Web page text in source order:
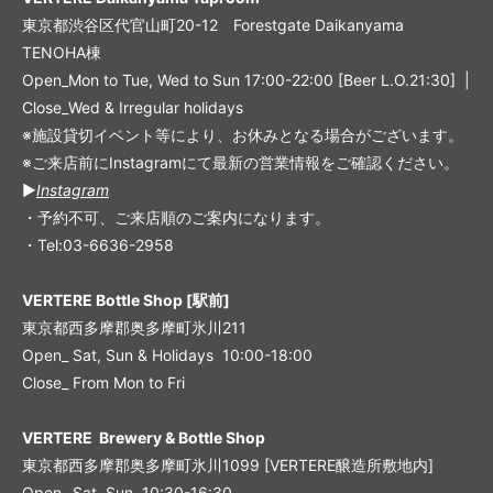
東京都渋谷区代官山町20-12 Forestgate Daikanyama
TENOHA棟
Open_Mon to Tue, Wed to Sun 17:00-22:00 [Beer L.O.21:30] |
Close_Wed & Irregular holidays
※施設貸切イベント等により、お休みとなる場合がございます。
※ご来店前にInstagramにて最新の営業情報をご確認ください。
▶︎Instagram
・予約不可、ご来店順のご案内になります。
・Tel:03-6636-2958
VERTERE Bottle Shop [駅前]
東京都西多摩郡奥多摩町氷川211
Open_ Sat, Sun & Holidays 10:00-18:00
Close_ From Mon to Fri
VERTERE Brewery & Bottle Shop
東京都西多摩郡奥多摩町氷川1099 [VERTERE醸造所敷地内]